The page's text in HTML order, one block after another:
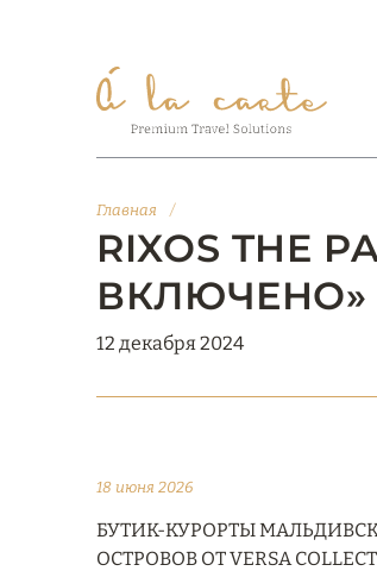
Главная /
RIXOS THE
ВКЛЮЧЕНО»
12 декабря 2024
18 июня 2026
БУТИК-КУРОРТЫ
ОСТРОВОВ ОТ VERSA